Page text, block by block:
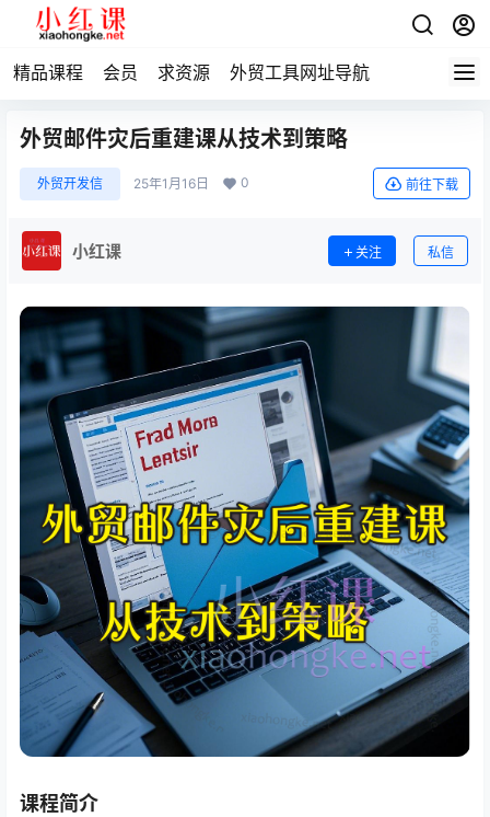
精品课程 会员 求资源 外贸工具网址导航
外贸邮件灾后重建课从技术到策略
外贸开发信 25年1月16日 0 前往下载
小红课 关注 私信
课程简介